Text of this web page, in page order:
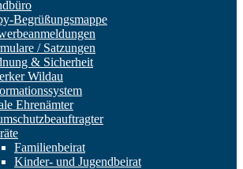
Begrüßungsmappe
/ Satzungen
& Sicherheit
Wildau
Ehrenämter
Familienbeirat
Kinder- und Jugendbeirat